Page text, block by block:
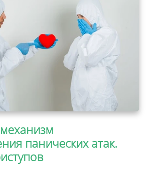
панических атак.